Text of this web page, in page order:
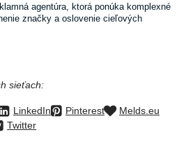
agentúra, ktorá ponúka komplexné
značky a oslovenie cieľových
sieťach:
LinkedIn Pinterest
Melds.eu
Twitter